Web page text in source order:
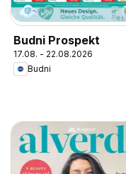
Budni Prospekt
17.08. - 22.08.2026
Budni